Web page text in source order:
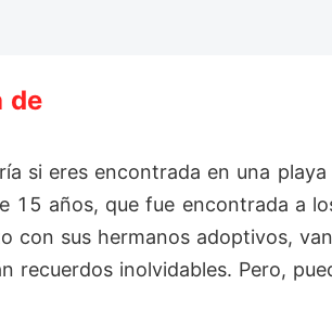
de
si eres encontrada en una
15 años, que fue encontrada a
con sus hermanos adoptivos,